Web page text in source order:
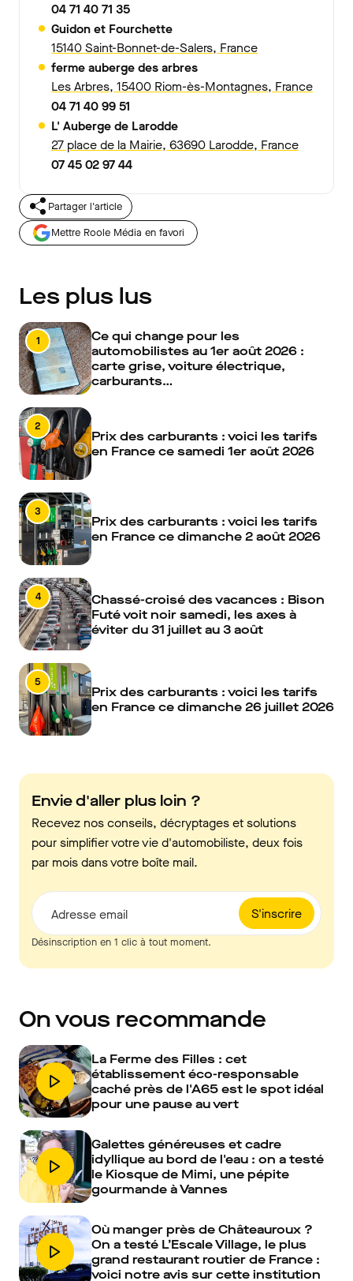
04 71 40 71 35
Guidon et Fourchette
15140 Saint-Bonnet-de-Salers, France
ferme auberge des arbres
Les Arbres, 15400 Riom-ès-Montagnes, France
04 71 40 99 51
L' Auberge de Larodde
27 place de la Mairie, 63690 Larodde, France
07 45 02 97 44
Partager l'article
Mettre Roole Média en favori
Les plus lus
1
Ce qui change pour les
automobilistes au 1er août 2026 :
carte grise, voiture électrique,
carburants…
2
Prix des carburants : voici les tarifs
en France ce samedi 1er août 2026
3
Prix des carburants : voici les tarifs
en France ce dimanche 2 août 2026
4
Chassé-croisé des vacances : Bison
Futé voit noir samedi, les axes à
éviter du 31 juillet au 3 août
5
Prix des carburants : voici les tarifs
en France ce dimanche 26 juillet 2026
Envie d'aller plus loin ?
Recevez nos conseils, décryptages et solutions
pour simplifier votre vie d'automobiliste, deux fois
par mois dans votre boîte mail.
S'inscrire
Adresse email
Désinscription en 1 clic à tout moment.
On vous recommande
La Ferme des Filles : cet
établissement éco-responsable
caché près de l'A65 est le spot idéal
pour une pause au vert
Galettes généreuses et cadre
idyllique au bord de l'eau : on a testé
le Kiosque de Mimi, une pépite
gourmande à Vannes
Où manger près de Châteauroux ?
On a testé L’Escale Village, le plus
grand restaurant routier de France :
voici notre avis sur cette institution